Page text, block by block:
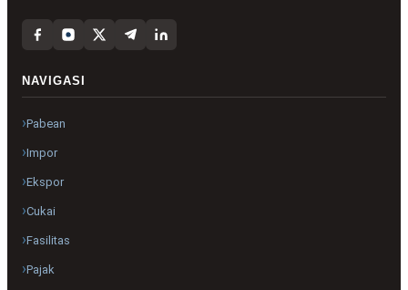
NAVIGASI
Pabean
Impor
Ekspor
Cukai
Fasilitas
Pajak